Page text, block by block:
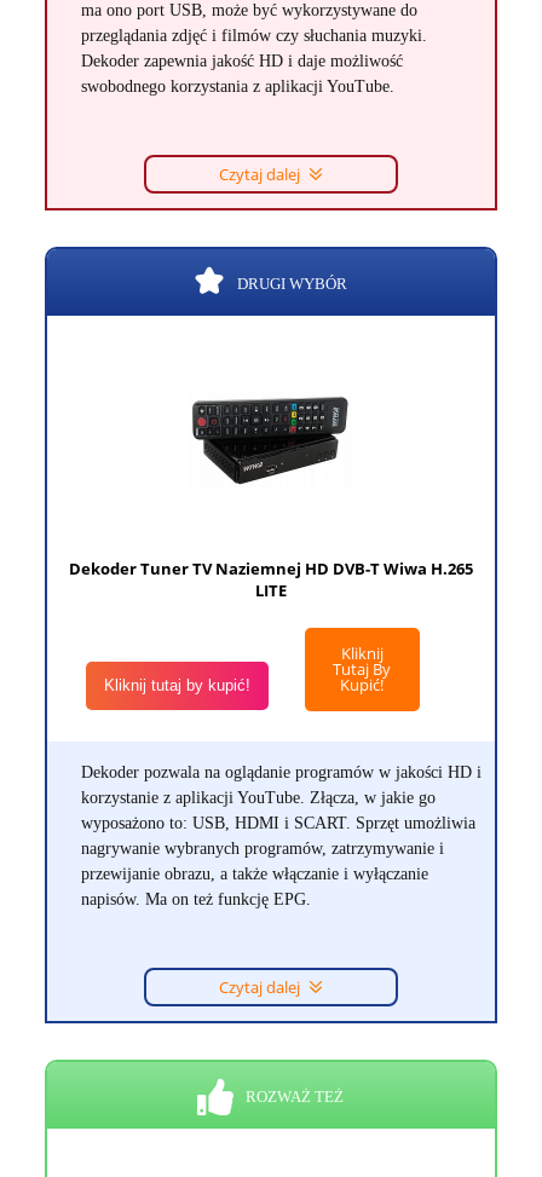
ma ono port USB, może być wykorzystywane do
przeglądania zdjęć i filmów czy słuchania muzyki.
Dekoder zapewnia jakość HD i daje możliwość
swobodnego korzystania z aplikacji YouTube.
Czytaj dalej
DRUGI WYBÓR
Dekoder Tuner TV Naziemnej HD DVB-T Wiwa H.265
LITE
Kliknij tutaj by kupić!
Kliknij
Tutaj By
Kupić!
Dekoder pozwala na oglądanie programów w jakości HD i
korzystanie z aplikacji YouTube. Złącza, w jakie go
wyposażono to: USB, HDMI i SCART. Sprzęt umożliwia
nagrywanie wybranych programów, zatrzymywanie i
przewijanie obrazu, a także włączanie i wyłączanie
napisów. Ma on też funkcję EPG.
Czytaj dalej
ROZWAŻ TEŻ